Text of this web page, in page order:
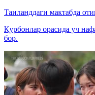
Таиланддаги мактабда
Қурбонлар орасида уч
бор.